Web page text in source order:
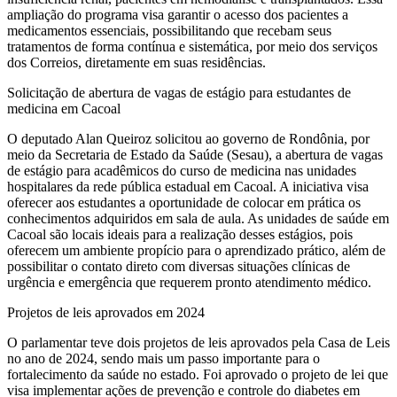
ampliação do programa visa garantir o acesso dos pacientes a
medicamentos essenciais, possibilitando que recebam seus
tratamentos de forma contínua e sistemática, por meio dos serviços
dos Correios, diretamente em suas residências.
Solicitação de abertura de vagas de estágio para estudantes de
medicina em Cacoal
O deputado Alan Queiroz solicitou ao governo de Rondônia, por
meio da Secretaria de Estado da Saúde (Sesau), a abertura de vagas
de estágio para acadêmicos do curso de medicina nas unidades
hospitalares da rede pública estadual em Cacoal. A iniciativa visa
oferecer aos estudantes a oportunidade de colocar em prática os
conhecimentos adquiridos em sala de aula. As unidades de saúde em
Cacoal são locais ideais para a realização desses estágios, pois
oferecem um ambiente propício para o aprendizado prático, além de
possibilitar o contato direto com diversas situações clínicas de
urgência e emergência que requerem pronto atendimento médico.
Projetos de leis aprovados em 2024
O parlamentar teve dois projetos de leis aprovados pela Casa de Leis
no ano de 2024, sendo mais um passo importante para o
fortalecimento da saúde no estado. Foi aprovado o projeto de lei que
visa implementar ações de prevenção e controle do diabetes em